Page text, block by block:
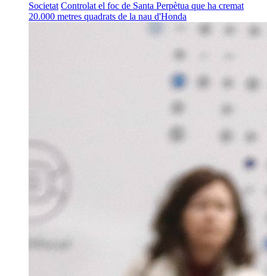
Societat Controlat el foc de Santa Perpètua que ha cremat
20.000 metres quadrats de la nau d'Honda